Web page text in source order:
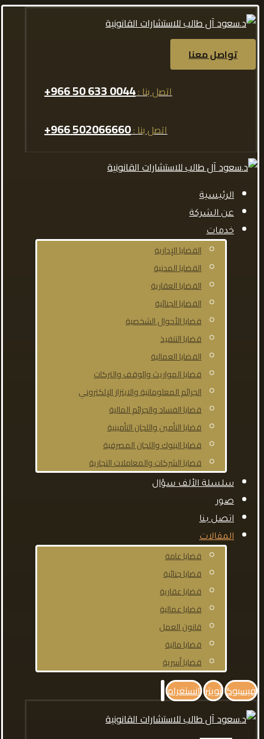
تواصل معنا
اتصل بنا :0044 633 50 966+
اتصل بنا :502066660 966+
الرئيسية
عن الشركة
خدمات
القضايا الإدارية
القضايا المدنية
القضايا العقارية
القضايا الجنائية
قضايا الأحوال الشخصية
قضايا التنفيذ
القضايا العمالية
قضايا المواريث والوقف والتركات
الجرائم المعلوماتية والابتزاز الإلكتروني
قضايا الفساد والجرائم المالية
قضايا التأمين واللجان التأمينية
قضايا البنوك واللجان المصرفية
قضايا الشركات والمعاملات التجارية
سلسلة الألف سؤال
صور
اتصل بنا
المقالات
قضايا عامة
قضايا جنائية
قضايا عقارية
قضايا عمالية
قانون العمل
قضايا مالية
قضايا أسرية
فيسبوك تويتر انستغرام